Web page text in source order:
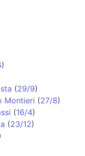
)
(29/9)
Montieri (27/8)
(16/4)
(23/12)